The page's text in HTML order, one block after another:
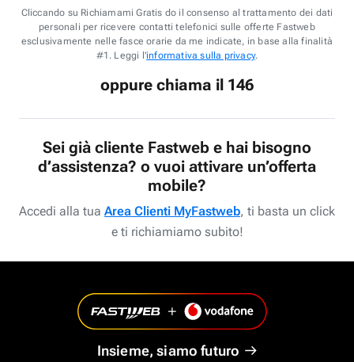
Cliccando su Richiamami Gratis do il consenso al trattamento dei dati
personali per ricevere contatti telefonici sulle offerte Fastweb
esclusivamente nelle fasce orarie da me indicate, in base alla finalità
#1. Leggi l'informativa sulla privacy.
oppure chiama il 146
Sei già cliente Fastweb e hai bisogno
d’assistenza? o vuoi attivare un’offerta
mobile?
Accedi alla tua Area Clienti MyFastweb, ti basta un click
e ti richiamiamo subito!
Insieme, siamo futuro